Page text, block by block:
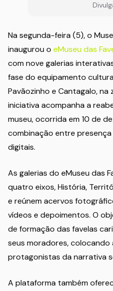
Na segunda-feira (5), o
inaugurou o eMuseu das
com nove galerias
fase do equipamento
Pavãozinho e Cantagalo, na
iniciativa acompanha a
museu, ocorrida em 10 de
combinação entre
digitais.
As galerias do eMuseu das
quatro eixos, História,
e reúnem acervos
vídeos e depoimentos. O
de formação das favelas
seus moradores, colocando
protagonistas da narrativa
A plataforma também